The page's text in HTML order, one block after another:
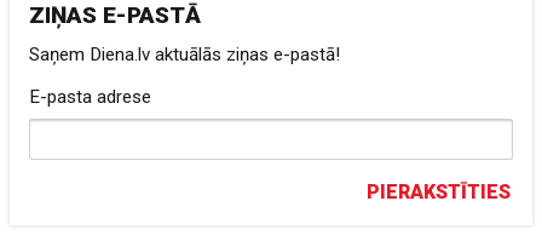
ZIŅAS E-PASTĀ
Saņem Diena.lv aktuālās ziņas e-pastā!
E-pasta adrese
PIERAKSTĪTIES